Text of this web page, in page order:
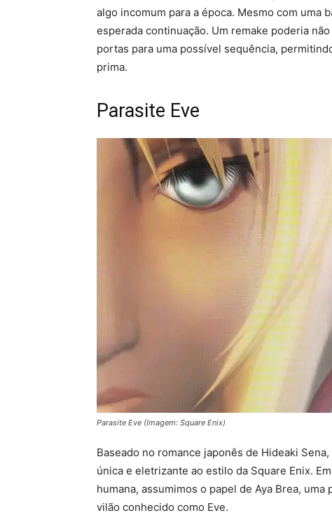
algo incomum para a época. Mesmo com uma
esperada continuação. Um remake poderia
portas para uma possível sequência,
prima.
Parasite Eve
Parasite Eve (Imagem: Square Enix)
Baseado no romance japonês de Hideaki
única e eletrizante ao estilo da Square Enix.
humana, assumimos o papel de Aya Brea,
vilão conhecido como Eve.